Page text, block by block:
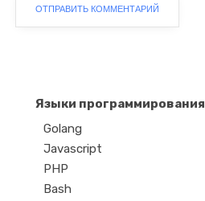
Языки программирования
Golang
Javascript
PHP
Bash